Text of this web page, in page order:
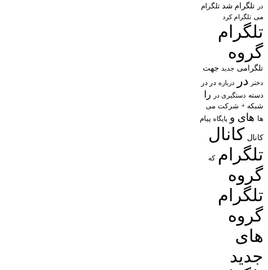
در تلگرام شد تلگرام
می تلگرام کرد
تلگرام
گروه
تلگرامی جدید جهت
دختر در درباره در در
دسته دستگیری در را
شبکه + شرکت می
ها های و پایگاه پیام
کانال کانال
تلگرام که
گروه
تلگرام
گروه
های
جدید